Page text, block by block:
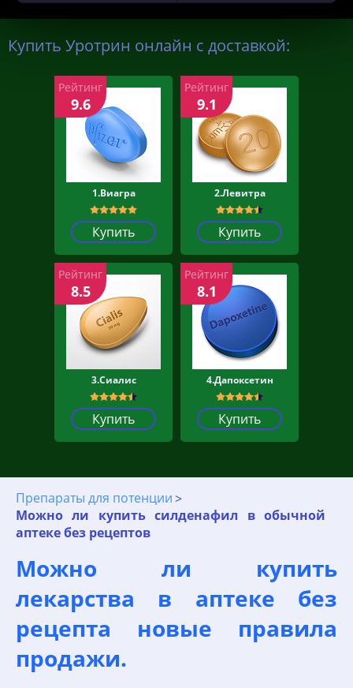
Купить Уротрин онлайн с доставкой:
1.Виагра
Купить
Рейтинг
9.6
2.Левитра
Купить
Рейтинг
9.1
3.Сиалис
Купить
Рейтинг
8.5
4.Дапоксетин
Купить
Рейтинг
8.1
Препараты для потенции
Можно ли купить силденафил в обычной
аптеке без рецептов
Можно ли купить
лекарства в аптеке без
рецепта новые правила
продажи.